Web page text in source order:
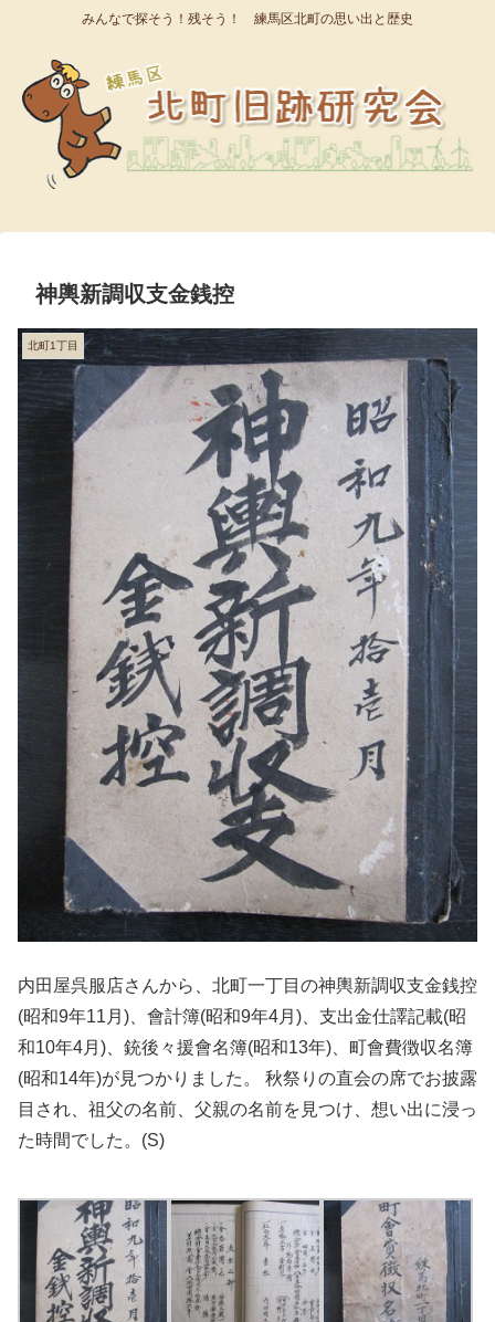
みんなで探そう！残そう！ 練馬区北町の思い出と歴史
神輿新調収支金銭控
北町1丁目
内田屋呉服店さんから、北町一丁目の神輿新調収支金銭控
(昭和9年11月)、會計簿(昭和9年4月)、支出金仕譯記載(昭
和10年4月)、銃後々援會名簿(昭和13年)、町會費徴収名簿
(昭和14年)が見つかりました。 秋祭りの直会の席でお披露
目され、祖父の名前、父親の名前を見つけ、想い出に浸っ
た時間でした。(S)